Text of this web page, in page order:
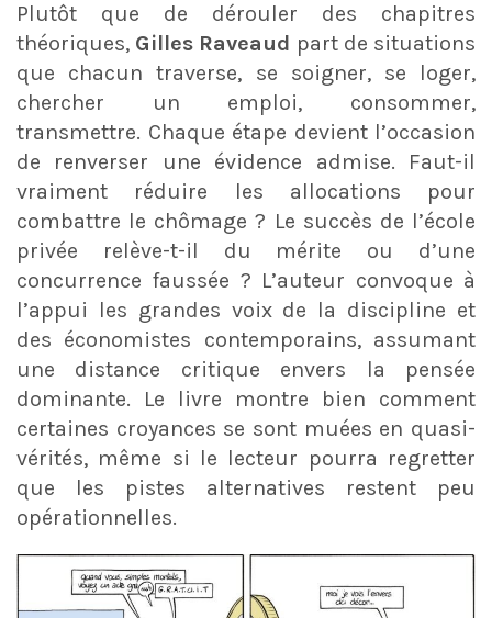
Plutôt que de dérouler des chapitres
théoriques, Gilles Raveaud part de situations
que chacun traverse, se soigner, se loger,
chercher un emploi, consommer,
transmettre. Chaque étape devient l’occasion
de renverser une évidence admise. Faut-il
vraiment réduire les allocations pour
combattre le chômage ? Le succès de l’école
privée relève-t-il du mérite ou d’une
concurrence faussée ? L’auteur convoque à
l’appui les grandes voix de la discipline et
des économistes contemporains, assumant
une distance critique envers la pensée
dominante. Le livre montre bien comment
certaines croyances se sont muées en quasi-
vérités, même si le lecteur pourra regretter
que les pistes alternatives restent peu
opérationnelles.